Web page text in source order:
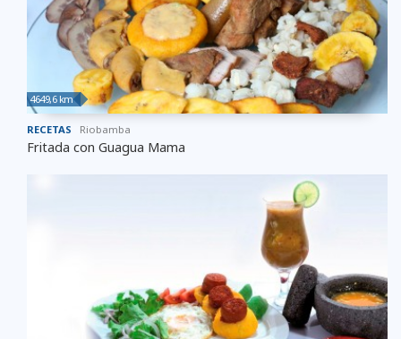
4649,6 km
RECETAS Riobamba
Fritada con Guagua Mama